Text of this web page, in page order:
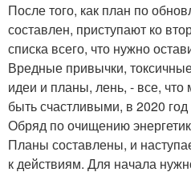
После того, как план по
составлен, приступают ко
списка всего, что нужно
Вредные привычки,
идеи и планы, лень, - все, что
быть счастливыми, в 2020
Обряд по очищению
Планы составлены, и
к действиям. Для начала